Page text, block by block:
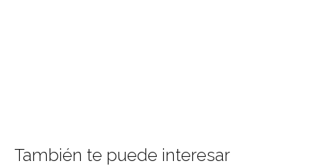
También te puede interesar